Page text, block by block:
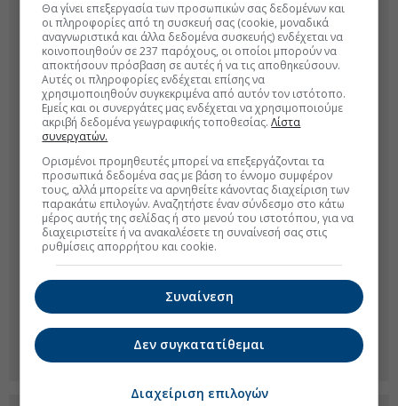
Θα γίνει επεξεργασία των προσωπικών σας δεδομένων και
οι πληροφορίες από τη συσκευή σας (cookie, μοναδικά
αναγνωριστικά και άλλα δεδομένα συσκευής) ενδέχεται να
κοινοποιηθούν σε 237 παρόχους, οι οποίοι μπορούν να
αποκτήσουν πρόσβαση σε αυτές ή να τις αποθηκεύσουν.
Αυτές οι πληροφορίες ενδέχεται επίσης να
χρησιμοποιηθούν συγκεκριμένα από αυτόν τον ιστότοπο.
Εμείς και οι συνεργάτες μας ενδέχεται να χρησιμοποιούμε
ακριβή δεδομένα γεωγραφικής τοποθεσίας.Λίστα
συνεργατών.
Ορισμένοι προμηθευτές μπορεί να επεξεργάζονται τα
προσωπικά δεδομένα σας με βάση το έννομο συμφέρον
τους, αλλά μπορείτε να αρνηθείτε κάνοντας διαχείριση των
παρακάτω επιλογών. Αναζητήστε έναν σύνδεσμο στο κάτω
μέρος αυτής της σελίδας ή στο μενού του ιστοτόπου, για να
διαχειριστείτε ή να ανακαλέσετε τη συναίνεσή σας στις
ρυθμίσεις απορρήτου και cookie.
Συναίνεση
Δεν συγκατατίθεμαι
Διαχείριση επιλογών